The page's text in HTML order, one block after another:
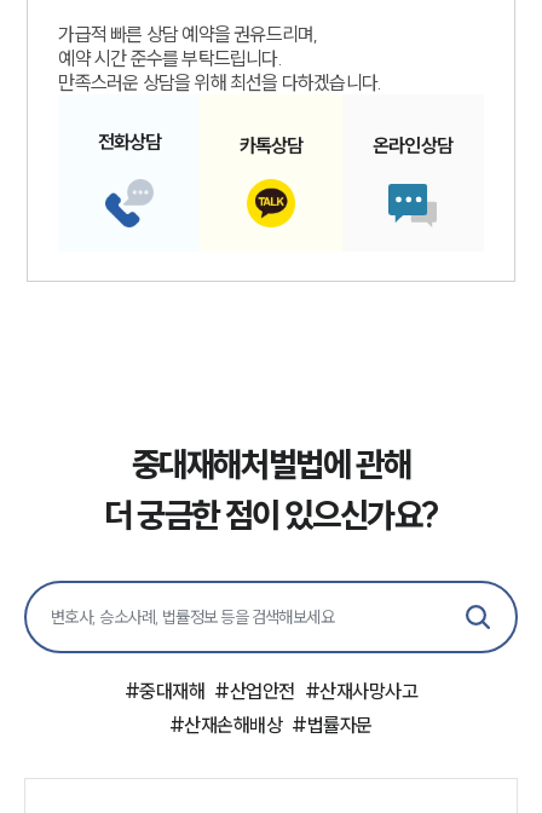
가급적 빠른 상담 예약을 권유드리며,
예약 시간 준수를 부탁드립니다.
만족스러운 상담을 위해 최선을 다하겠습니다.
전화상담 카톡상담 온라인상담
중대재해처벌법에 관해
더 궁금한 점이 있으신가요?
#중대재해 #산업안전 #산재사망사고
#산재손해배상 #법률자문